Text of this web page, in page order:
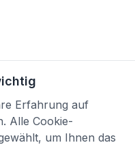
Erfahrung auf
Alle Cookie-
um Ihnen das